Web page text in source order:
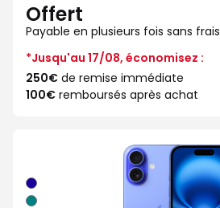
Offert
Payable en plusieurs fois sans frais
*Jusqu'au 17/08, économisez :
250€ de remise immédiate
100€ remboursés après achat
Outremer
Sarcelle